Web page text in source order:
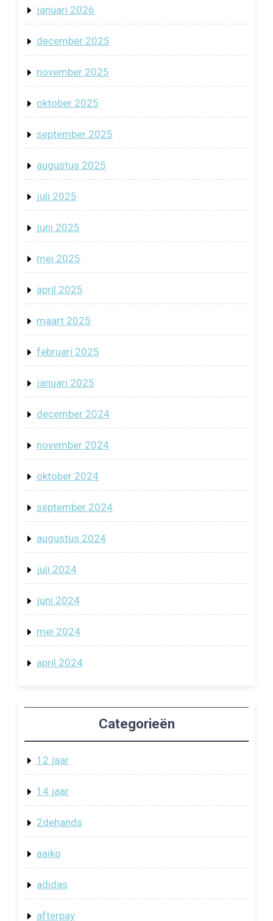
januari 2026
december 2025
november 2025
oktober 2025
september 2025
augustus 2025
juli 2025
juni 2025
mei 2025
april 2025
maart 2025
februari 2025
januari 2025
december 2024
november 2024
oktober 2024
september 2024
augustus 2024
juli 2024
juni 2024
mei 2024
april 2024
Categorieën
12 jaar
14 jaar
2dehands
aaiko
adidas
afterpay